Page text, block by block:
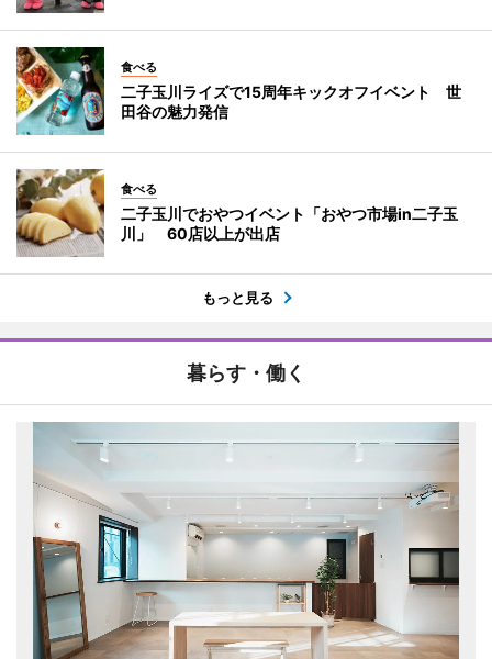
食べる
二子玉川ライズで15周年キックオフイベント 世
田谷の魅力発信
食べる
二子玉川でおやつイベント「おやつ市場in二子玉
川」 60店以上が出店
もっと見る
暮らす・働く